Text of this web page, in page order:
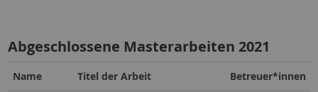
Abgeschlossene Masterarbeiten 2021
Name Titel der Arbeit Betreuer*innen